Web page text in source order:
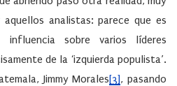
analistas: parece que es
influencia sobre varios líderes
de la ‘izquierda populista’.
Jimmy Morales[3], pasando